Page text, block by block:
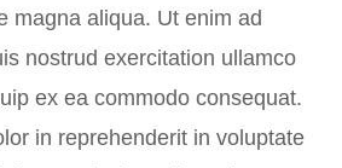
magna aliqua. Ut enim ad
nostrud exercitation ullamco
ex ea commodo consequat.
in reprehenderit in voluptate